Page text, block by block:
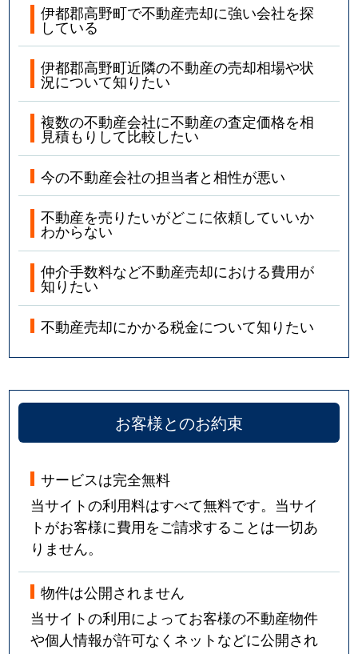
伊都郡高野町で不動産売却に強い会社を探
している
伊都郡高野町近隣の不動産の売却相場や状
況について知りたい
複数の不動産会社に不動産の査定価格を相
見積もりして比較したい
今の不動産会社の担当者と相性が悪い
不動産を売りたいがどこに依頼していいか
わからない
仲介手数料など不動産売却における費用が
知りたい
不動産売却にかかる税金について知りたい
お客様とのお約束
サービスは完全無料
当サイトの利用料はすべて無料です。当サイ
トがお客様に費用をご請求することは一切あ
りません。
物件は公開されません
当サイトの利用によってお客様の不動産物件
や個人情報が許可なくネットなどに公開され